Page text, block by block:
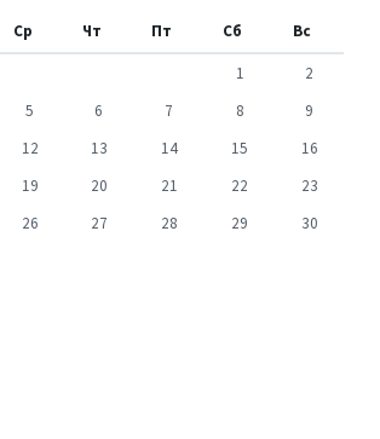
Ср Чт Пт Сб Вс
1
2
5 6 7 8
9
12 13 14 15
16
19 20 21 22
23
26 27 28 29
30